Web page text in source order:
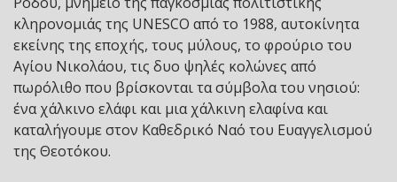
κληρονομιάς της UNESCO από το 1988, αυτοκίνητα
εκείνης της εποχής, τους μύλους, το φρούριο του
Αγίου Νικολάου, τις δυο ψηλές κολώνες από
πωρόλιθο που βρίσκονται τα σύμβολα του νησιού:
ένα χάλκινο ελάφι και μια χάλκινη ελαφίνα και
καταλήγουμε στον Καθεδρικό Ναό του Ευαγγελισμού
της Θεοτόκου.